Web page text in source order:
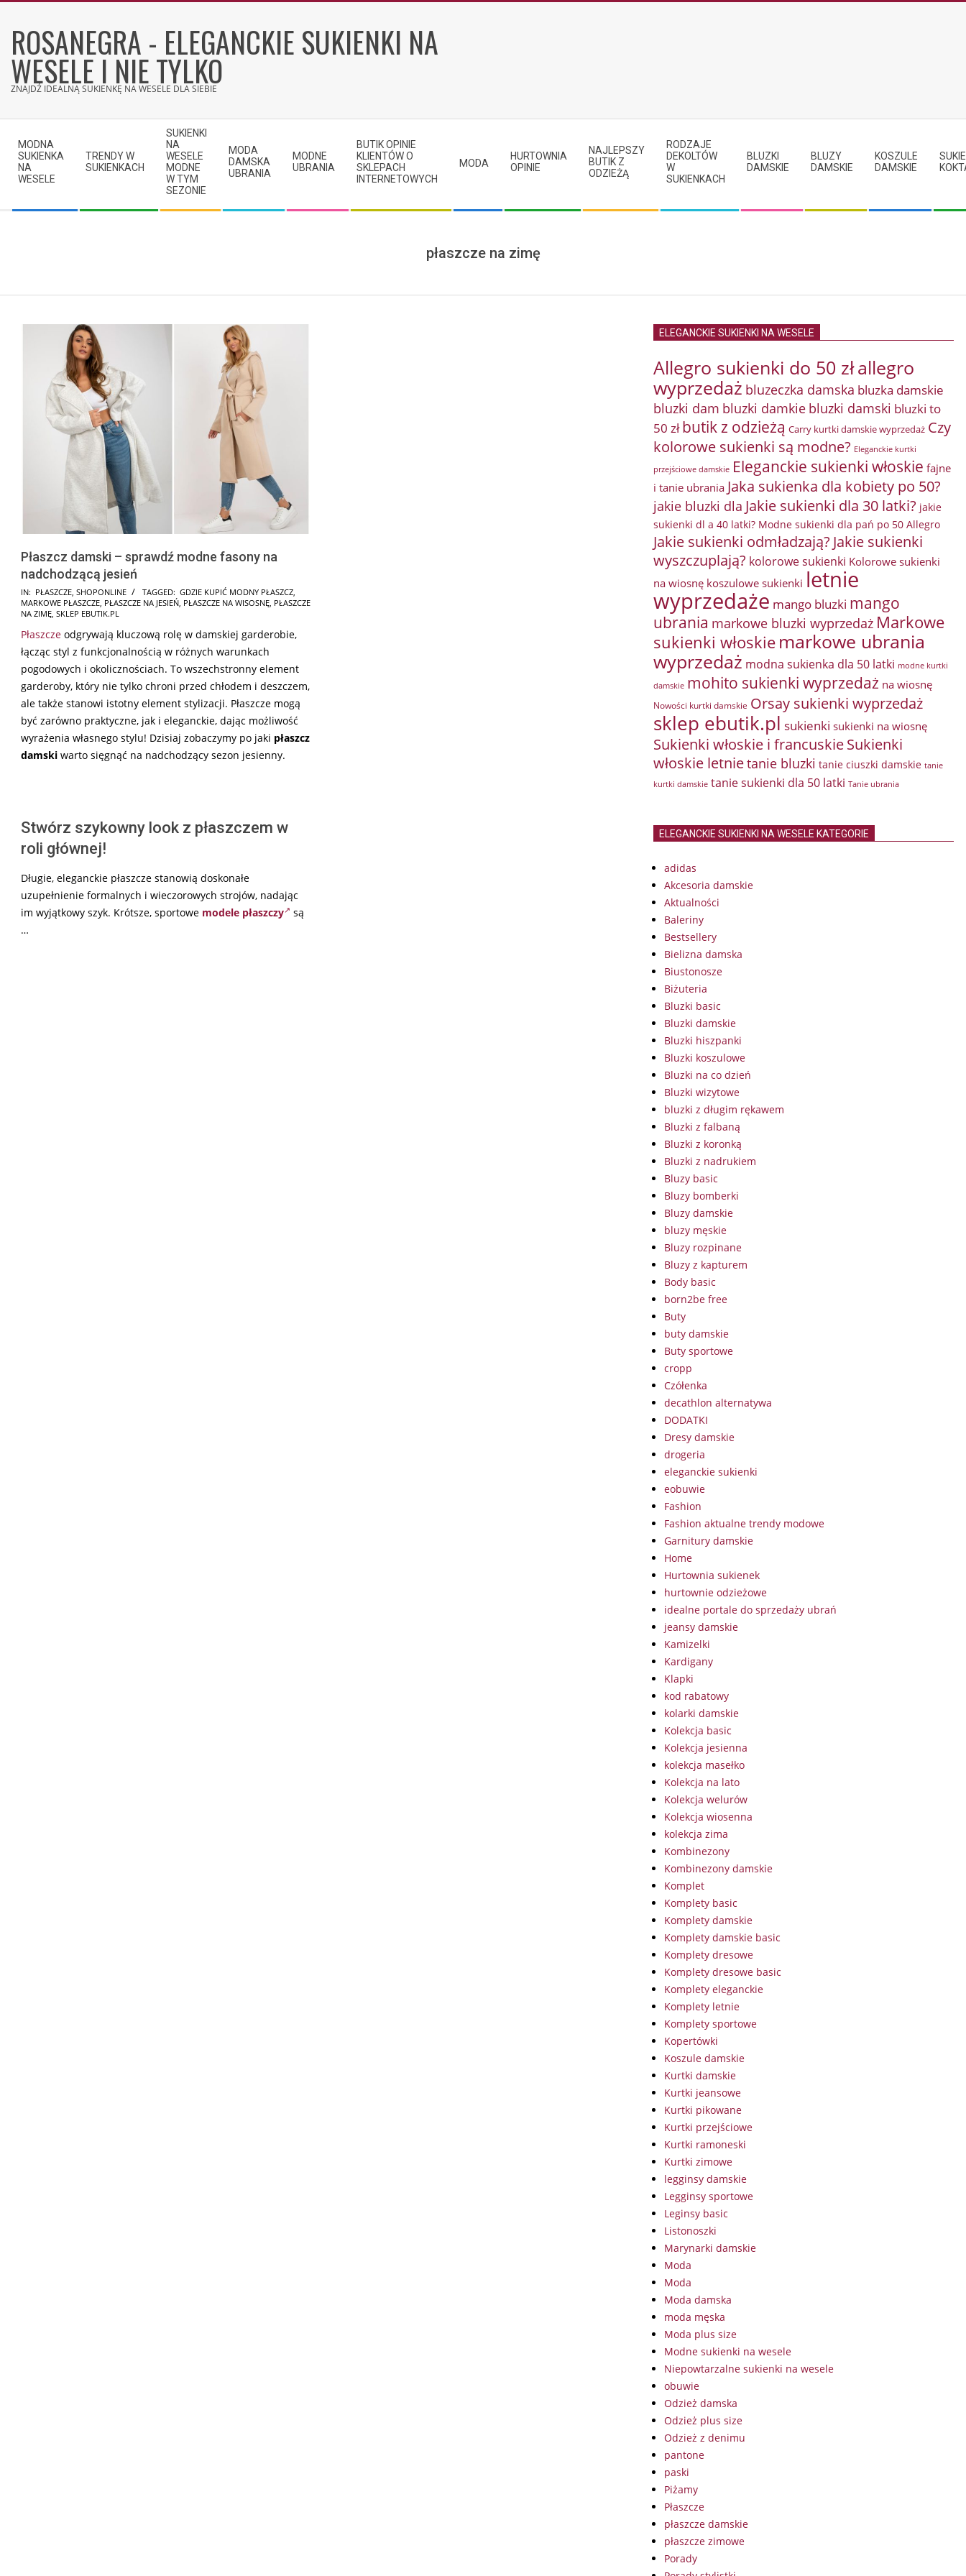
contentROSANEGRA - ELEGANCKIE SUKIENKI NA
WESELE I NIE TYLKO
ZNAJDŹ IDEALNĄ SUKIENKĘ NA WESELE DLA SIEBIE
Navigation
Menu
MODNA
SUKIENKA
NA
WESELE
TRENDY W
SUKIENKACH
SUKIENKI
NA
WESELE
MODNE
W TYM
SEZONIE
MODA
DAMSKA
UBRANIA
MODNE
UBRANIA
BUTIK OPINIE
KLIENTÓW O
SKLEPACH
INTERNETOWYCH
MODA
HURTOWNIA
OPINIE
NAJLEPSZY
BUTIK Z
ODZIEŻĄ
RODZAJE
DEKOLTÓW
W
SUKIENKACH
BLUZKI
DAMSKIE
BLUZY
DAMSKIE
KOSZULE
DAMSKIE
płaszcze na zimę
Płaszcz damski – sprawdź modne fasony na
nadchodzącą jesień
2026-
02-
IN: PŁASZCZE, SHOPONLINE TAGGED: GDZIE KUPIĆ MODNY PŁASZCZ,
MARKOWE PŁASZCZE, PŁASZCZE NA JESIEŃ, PŁASZCZE NA WISOSNĘ, PŁASZCZE
NA ZIMĘ, SKLEP EBUTIK.PL
Płaszcze odgrywają kluczową rolę w damskiej garderobie,
łącząc styl z funkcjonalnością w różnych warunkach
pogodowych i okolicznościach. To wszechstronny element
garderoby, który nie tylko chroni przed chłodem i deszczem,
ale także stanowi istotny element stylizacji. Płaszcze mogą
być zarówno praktyczne, jak i eleganckie, dając możliwość
wyrażenia własnego stylu! Dzisiaj zobaczymy po jaki płaszcz
damski warto sięgnąć na nadchodzący sezon jesienny.
Stwórz szykowny look z płaszczem w
roli głównej!
Długie, eleganckie płaszcze stanowią doskonałe
uzupełnienie formalnych i wieczorowych strojów, nadając
im wyjątkowy szyk. Krótsze, sportowe modele płaszczy
są
…
ELEGANCKIE SUKIENKI NA WESELE
Allegro sukienki do 50 złallegro
wyprzedaż bluzeczka damska bluzka damskie
bluzki dam bluzki damkie bluzki damski bluzki to
50 zł butik z odzieżą Carry kurtki damskie wyprzedaż Czy
kolorowe sukienki są modne? Eleganckie kurtki
przejściowe damskie Eleganckie sukienki włoskie fajne
i tanie ubrania Jaka sukienka dla kobiety po 50?
jakie bluzki dla Jakie sukienki dla 30 latki? jakie
sukienki dl a 40 latki? Modne sukienki dla pań po 50 Allegro
Jakie sukienki odmładzają? Jakie sukienki
wyszczuplają? kolorowe sukienki Kolorowe sukienki
na wiosnę koszulowe sukienki letnie
wyprzedaże mango bluzki mango
ubrania markowe bluzki wyprzedaż Markowe
sukienki włoskie markowe ubrania
wyprzedaż modna sukienka dla 50 latki modne kurtki
damskie mohito sukienki wyprzedaż na wiosnę
Nowości kurtki damskie Orsay sukienki wyprzedaż
sklep ebutik.pl sukienki sukienki na wiosnę
Sukienki włoskie i francuskieSukienki
włoskie letnietanie bluzki tanie ciuszki damskie tanie
kurtki damskie tanie sukienki dla 50 latki Tanie ubrania
ELEGANCKIE SUKIENKI NA WESELE KATEGORIE
adidas
Akcesoria damskie
Aktualności
Baleriny
Bestsellery
Bielizna damska
Biustonosze
Biżuteria
Bluzki basic
Bluzki damskie
Bluzki hiszpanki
Bluzki koszulowe
Bluzki na co dzień
Bluzki wizytowe
bluzki z długim rękawem
Bluzki z falbaną
Bluzki z koronką
Bluzki z nadrukiem
Bluzy basic
Bluzy bomberki
Bluzy damskie
bluzy męskie
Bluzy rozpinane
Bluzy z kapturem
Body basic
born2be free
Buty
buty damskie
Buty sportowe
cropp
Czółenka
decathlon alternatywa
DODATKI
Dresy damskie
drogeria
eleganckie sukienki
eobuwie
Fashion
Fashion aktualne trendy modowe
Garnitury damskie
Home
Hurtownia sukienek
hurtownie odzieżowe
idealne portale do sprzedaży ubrań
jeansy damskie
Kamizelki
Kardigany
Klapki
kod rabatowy
kolarki damskie
Kolekcja basic
Kolekcja jesienna
kolekcja masełko
Kolekcja na lato
Kolekcja welurów
Kolekcja wiosenna
kolekcja zima
Kombinezony
Kombinezony damskie
Komplet
Komplety basic
Komplety damskie
Komplety damskie basic
Komplety dresowe
Komplety dresowe basic
Komplety eleganckie
Komplety letnie
Komplety sportowe
Kopertówki
Koszule damskie
Kurtki damskie
Kurtki jeansowe
Kurtki pikowane
Kurtki przejściowe
Kurtki ramoneski
Kurtki zimowe
legginsy damskie
Legginsy sportowe
Leginsy basic
Listonoszki
Marynarki damskie
Moda
Moda
Moda damska
moda męska
Moda plus size
Modne sukienki na wesele
Niepowtarzalne sukienki na wesele
obuwie
Odzież damska
Odzież plus size
Odzież z denimu
pantone
paski
Piżamy
Płaszcze
płaszcze damskie
płaszcze zimowe
Porady